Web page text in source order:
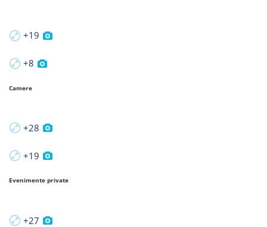
+19
+8
Camere
+28
+19
Evenimente private
+27